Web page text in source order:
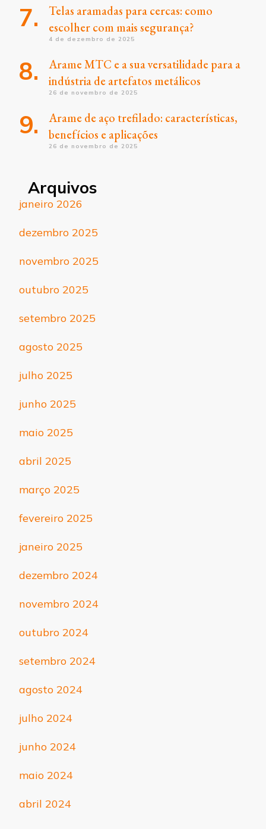
Telas aramadas para cercas: como
escolher com mais segurança?
4 de dezembro de 2025
Arame MTC e a sua versatilidade para a
indústria de artefatos metálicos
26 de novembro de 2025
Arame de aço trefilado: características,
benefícios e aplicações
26 de novembro de 2025
Arquivos
janeiro 2026
dezembro 2025
novembro 2025
outubro 2025
setembro 2025
agosto 2025
julho 2025
junho 2025
maio 2025
abril 2025
março 2025
fevereiro 2025
janeiro 2025
dezembro 2024
novembro 2024
outubro 2024
setembro 2024
agosto 2024
julho 2024
junho 2024
maio 2024
abril 2024